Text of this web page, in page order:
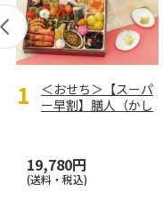
＜おせち＞【スーパ
ー早割】膳人（かし
19,780円
(送料・税込)